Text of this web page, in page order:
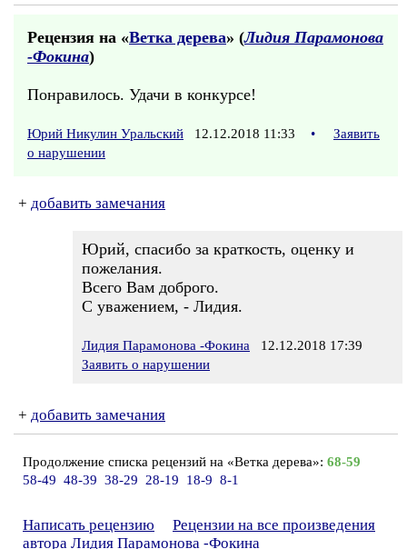
Рецензия на «Ветка дерева» (Лидия Парамонова
-Фокина)
Понравилось. Удачи в конкурсе!
Юрий Никулин Уральский 12.12.2018 11:33 •
Заявить
о нарушении
+ добавить замечания
Юрий, спасибо за краткость, оценку и
пожелания.
Всего Вам доброго.
С уважением, - Лидия.
Лидия Парамонова -Фокина 12.12.2018 17:39
Заявить о нарушении
+ добавить замечания
Продолжение списка рецензий на «Ветка дерева»: 68-59
58-49 48-39 38-29 28-19 18-9 8-1
Написать рецензию
Рецензии на все произведения
автора Лидия Парамонова -Фокина